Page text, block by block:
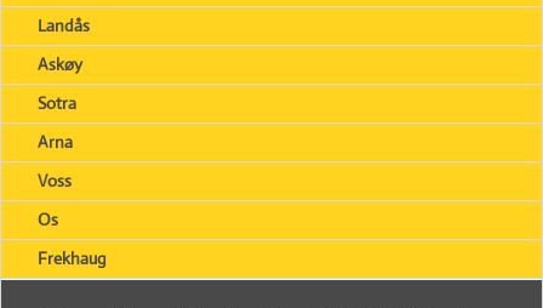
Landås
Askøy
Sotra
Arna
Voss
Os
Frekhaug